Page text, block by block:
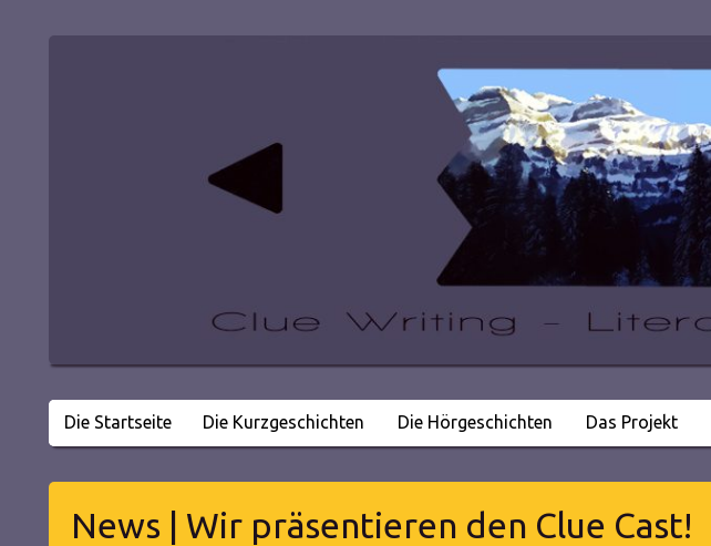
Clue Writing
Die Startseite Die Kurzgeschichten Die Hörgeschichten Das Projekt
News | Wir präsentieren den Clue Cast!